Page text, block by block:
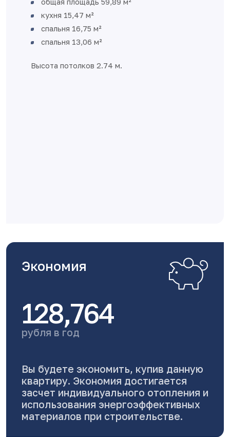
семейных вечеров
Две изолированные спальни
Удобная ниша при входе для
Экономия
128,764
рубля в год
Вы будете экономить, купив данную
квартиру. Экономия достигается
засчет индивидуального отопления и
использования энергоэффективных
материалов при строительстве.